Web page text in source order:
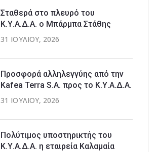
Σταθερά στο πλευρό του
Κ.Υ.Α.Δ.Α. ο Μπάρμπα Στάθης
31 ΙΟΥΛΊΟΥ, 2026
Προσφορά αλληλεγγύης από την
Kafea Terra S.A. προς το Κ.Υ.Α.Δ.Α.
31 ΙΟΥΛΊΟΥ, 2026
Πολύτιμος υποστηρικτής του
Κ.Υ.Α.Δ.Α. η εταιρεία Καλαμαία